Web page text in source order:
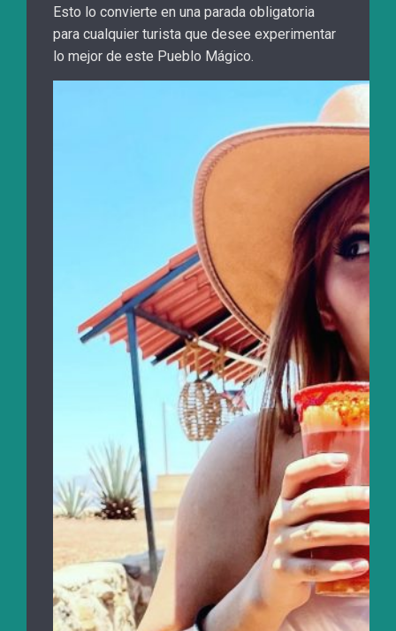
Esto lo convierte en una parada obligatoria
para cualquier turista que desee experimentar
lo mejor de este Pueblo Mágico.